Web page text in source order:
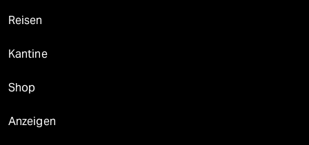
Reisen
Kantine
Shop
Anzeigen